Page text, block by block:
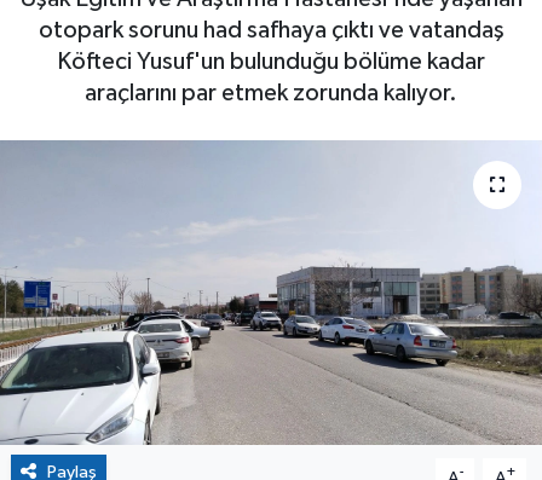
otopark sorunu had safhaya çıktı ve vatandaş
Köfteci Yusuf'un bulunduğu bölüme kadar
araçlarını par etmek zorunda kalıyor.
Paylaş - +